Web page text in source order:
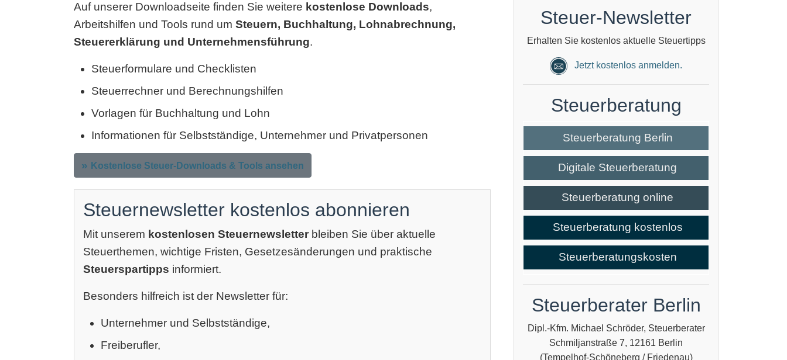
Auf unserer Downloadseite finden Sie weitere kostenlose Downloads,
Arbeitshilfen und Tools rund um Steuern, Buchhaltung, Lohnabrechnung,
Steuererklärung und Unternehmensführung.
Steuerformulare und Checklisten
Steuerrechner und Berechnungshilfen
Vorlagen für Buchhaltung und Lohn
Informationen für Selbstständige, Unternehmer und Privatpersonen
Kostenlose Steuer-Downloads & Tools ansehen
Steuernewsletter kostenlos abonnieren
Mit unserem kostenlosen Steuernewsletter bleiben Sie über aktuelle
Steuerthemen, wichtige Fristen, Gesetzesänderungen und praktische
Steuerspartipps informiert.
Besonders hilfreich ist der Newsletter für:
Unternehmer und Selbstständige,
Freiberufler,
Steuer-Newsletter
Erhalten Sie kostenlos aktuelle Steuertipps
Jetzt kostenlos anmelden.
Steuerberatung
Steuerberatung Berlin
Digitale Steuerberatung
Steuerberatung online
Steuerberatung kostenlos
Steuerberatungskosten
Steuerberater Berlin
Dipl.-Kfm. Michael Schröder, Steuerberater
Schmiljanstraße 7, 12161 Berlin
(Tempelhof-Schöneberg / Friedenau)